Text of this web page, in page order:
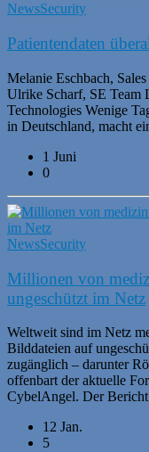
NewsSecurity
Patientendaten
Melanie Eschbach,
Ulrike Scharf, SE Team
Technologies Wenige
in Deutschland, macht
1 Juni
0
NewsSecurity
Millionen von
ungeschützt im Netz
Weltweit sind im Netz
Bilddateien auf
zugänglich – darunter
offenbart der aktuelle
CybelAngel. Der
12 Jan.
5